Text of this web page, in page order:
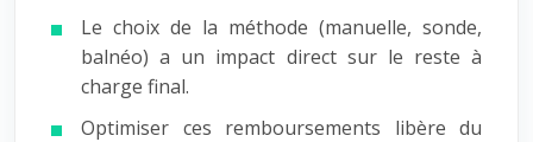
Le choix de la méthode (manuelle, sonde,
balnéo) a un impact direct sur le reste à
charge final.
Optimiser ces remboursements libère du